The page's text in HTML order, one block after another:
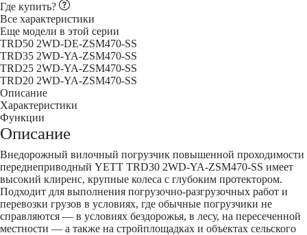
Где купить?
Все характеристики
Еще модели в этой серии
TRD50 2WD-DE-ZSM470-SS
TRD35 2WD-YA-ZSM470-SS
TRD25 2WD-YA-ZSM470-SS
TRD20 2WD-YA-ZSM470-SS
Описание
Характеристики
Функции
Описание
Внедорожный вилочный погрузчик повышенной проходимости
переднеприводный YETT TRD30 2WD-YA-ZSM470-SS имеет
высокий клиренс, крупные колеса с глубоким протектором.
Подходит для выполнения погрузочно-разгрузочных работ и
перевозки грузов в условиях, где обычные погрузчики не
справляются — в условиях бездорожья, в лесу, на пересеченной
местности — а также на стройплощадках и объектах сельского